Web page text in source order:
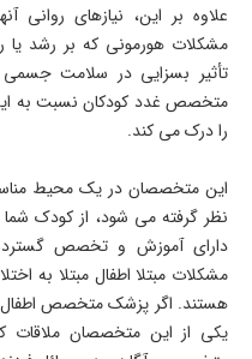
علاوه بر این، نیازهای روانی
مشکلات هورمونی که بر رشد یا
تأثیر بسزایی در سلامت
متخصص غدد کودکان نسبت به
را درک می کند.
این متخصصان در یک محیط
نظر گرفته می شود، از کودک
دارای آموزش و تخصص
مشکلات مبتلا اطفال مبتلا به
هستند. اگر پزشک متخصص اطفال
یکی از این متخصصان